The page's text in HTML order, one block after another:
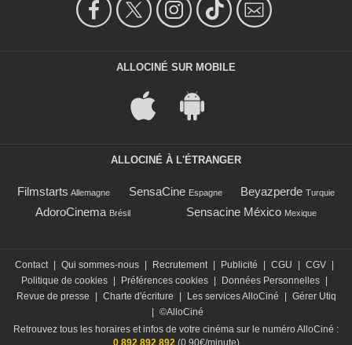
ALLOCINÉ SUR MOBILE
ALLOCINÉ À L'ÉTRANGER
Filmstarts Allemagne SensaCine Espagne Beyazperde Turquie
AdoroCinema Brésil Sensacine México Mexique
Contact Qui sommes-nous Recrutement Publicité CGU CGV
Politique de cookies
Préférences cookies Données Personnelles
Revue de presse
Charte d'écriture Les services AlloCiné
Gérer Utiq
©AlloCiné
Retrouvez tous les horaires et infos de votre cinéma sur le numéro AlloCiné :
0 892 892 892 (0,90€/minute)